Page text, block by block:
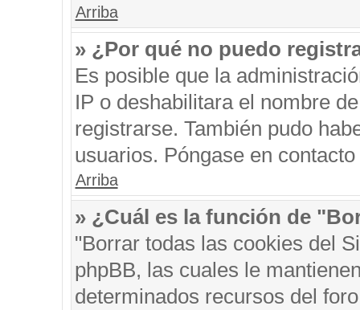
Arriba
» ¿Por qué no puedo
Es posible que la
IP o deshabilitara el nombre
registrarse. También pudo
usuarios. Póngase en
Arriba
» ¿Cuál es la función de
"Borrar todas las cookies del
phpBB, las cuales le
determinados recursos del